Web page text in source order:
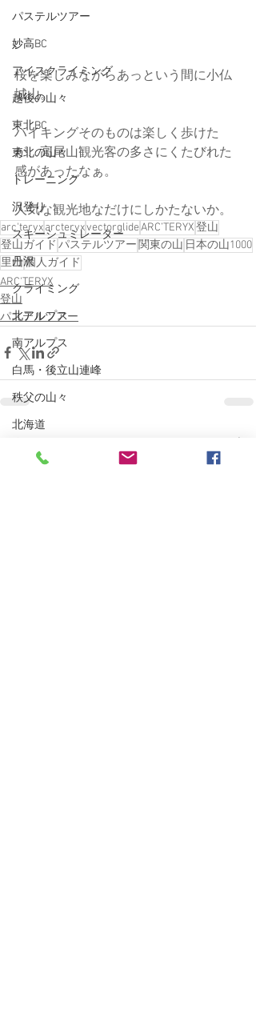
パステルツアー
妙高BC
アイスクライミング
越後の山々
東北BC
東北の山々
トレーニング
沢登り
スキーシュミレーター
丹沢
クライミング
北アルプス
南アルプス
白馬・後立山連峰
秩父の山々
北海道
関東の山々
桜を楽しみながらあっという間に小仏
城山。
ハイキングそのものは楽しく歩けた
が、高尾山観光客の多さにくたびれた
感があったなぁ。
人気な観光地なだけにしかたないか。
arc'teryxarcteryxvectorglideARC’TERYX登山
登山ガイド パステルツアー 関東の山 日本の山1000
里山個人ガイド
ARC'TERYX
登山
パステルツアー